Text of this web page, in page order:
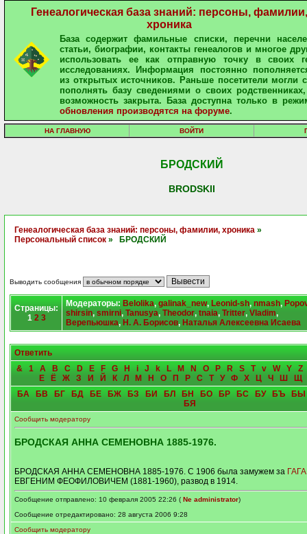
Генеалогическая база знаний: персоны, фамилии,
хроника
База содержит фамильные списки, перечни
статьи, биографии, контакты генеалогов и многое
использовать ее как отправную точку в своих
исследованиях. Информация постоянно
из открытых источников. Раньше посетители могли
пополнять базу сведениями о своих
возможность закрыта. База доступна только в
обновления производятся на форуме.
НА ГЛАВНУЮ ВОЙТИ
БРОДСКИЙ
BRODSKII
Генеалогическая база знаний: персоны, фамилии, хроника »
Персональный список » БРОДСКИЙ
Выводить сообщения
Страницы:
1 2 3
Модераторы: Belolika, galinak_new, Leonid-sh, nmash,
shirsin, smirni, Tanusya, Theodor, tnaia, Tritter, Vladim,
Верепьюшка, Н. А. Борисов, Наталья Алексеевна Исаева
Ответить
&
1 A B C D E F G H i J k L M N O P R S T v W Y
Z
Е
Ё Ж З И Й К Л М Н О П Р С Т У Ф Х Ц Ч Ш
Щ
БА
БВ БГ БД БЕ БЖ БЗ БИ БЛ БН БО БР БС БУ БЪ
БЫ
БЯ
Сообщить модератору
БРОДСКАЯ АННА СЕМЕНОВНА 1885-1976.
БРОДСКАЯ АННА СЕМЕНОВНА 1885-1976. С 1906 была замужем за
ЕВГЕНИМ ФЕОФИЛОВИЧЕМ (1881-1960), развод в 1914.
Сообщение отправлено: 10 февраля 2005 22:26 ( Ne administrator)
Сообщение отредактировано: 28 августа 2006 9:28
Сообщить модератору